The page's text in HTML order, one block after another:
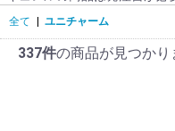
全て | ユニチャーム
337件の商品が見つかり